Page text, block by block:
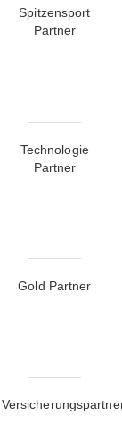
Spitzensport
Partner
Technologie
Partner
Gold Partner